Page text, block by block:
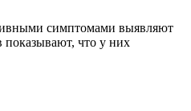
симптомами выявляют
показывают, что у них